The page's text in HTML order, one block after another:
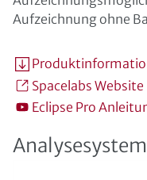
Aufzeichnung ohne
Spacelabs Website
Eclipse Pro